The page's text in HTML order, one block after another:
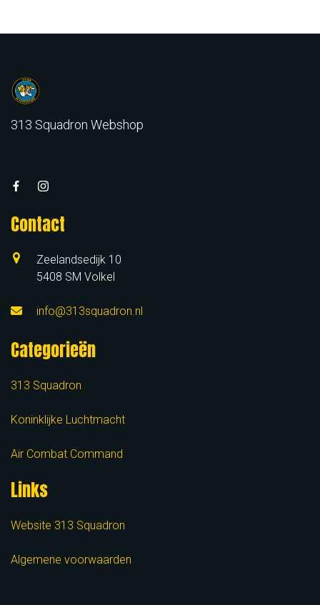
313 Squadron Webshop
Contact
Zeelandsedijk 10
5408 SM Volkel
info@313squadron.nl
Categorieën
313 Squadron
Koninklijke Luchtmacht
Air Combat Command
Links
Website 313 Squadron
Algemene voorwaarden